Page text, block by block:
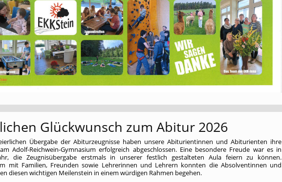
Glückwunsch zum Abitur 2026
Übergabe der Abiturzeugnisse haben unsere Abiturientinnen und Abiturienten ihre
Adolf-Reichwein-Gymnasium erfolgreich abgeschlossen. Eine besondere Freude war es in
die Zeugnisübergabe erstmals in unserer festlich gestalteten Aula feiern zu können.
mit Familien, Freunden sowie Lehrerinnen und Lehrern konnten die Absolventinnen und
diesen wichtigen Meilenstein in einem würdigen Rahmen begehen.